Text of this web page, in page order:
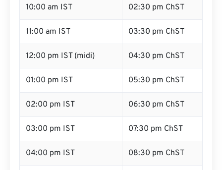
10:00 am IST 02:30 pm ChST
11:00 am IST 03:30 pm ChST
12:00 pm IST (midi) 04:30 pm ChST
01:00 pm IST 05:30 pm ChST
02:00 pm IST 06:30 pm ChST
03:00 pm IST 07:30 pm ChST
04:00 pm IST 08:30 pm ChST